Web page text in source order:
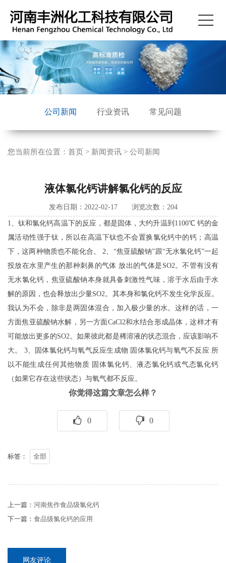
公司新闻 行业资讯 常见问题
您当前所在位置： 首页 > 新闻资讯 > 公司新闻
液体氯化钙讲解氯化钙的反应
发布日期：2022-02-17 浏览次数： 204
1、钛和氯化钙高温下的反应，都是固体，大约升温到1100℃ 钙的金
属活动性强于钛，所以在高温下钛也不会置换氯化钙中的钙；高温
下，这两种物质也不能化合。 2、“焦亚硫酸钠”跟“无水氯化钙”一起
投放在水里产生的那种刺鼻的气体 放出的气体是SO2。不管有没有
无水氯化钙，焦亚硫酸钠本身就具备刺激性气味，溶于水后由于水
解的原因，也会释放出少量SO2。其本身和氯化钙不发生化学反应。
我认为不会，除非是两固体混合，加入极少量的水。这样的话，一
方面焦亚硫酸钠水解，另一方面CaCl2和水结合形成晶体，这样才有
可能放出更多的SO2。如果彼此都是稀溶液的状态混合，应该影响不
大。 3、固体氯化钙与氧气反应生成物 固体氯化钙与氧气不反应 所
以不能生成任何其他物质 固体氯化钙、液态氯化钙或气态氯化钙
（如果它存在这些状态）与氧气都不反应。
你觉得这篇文章怎么样？
0 0
标签： 全部
上一篇： 河南焦作食品级氯化钙
下一篇： 食品级氯化钙的应用
网友评论